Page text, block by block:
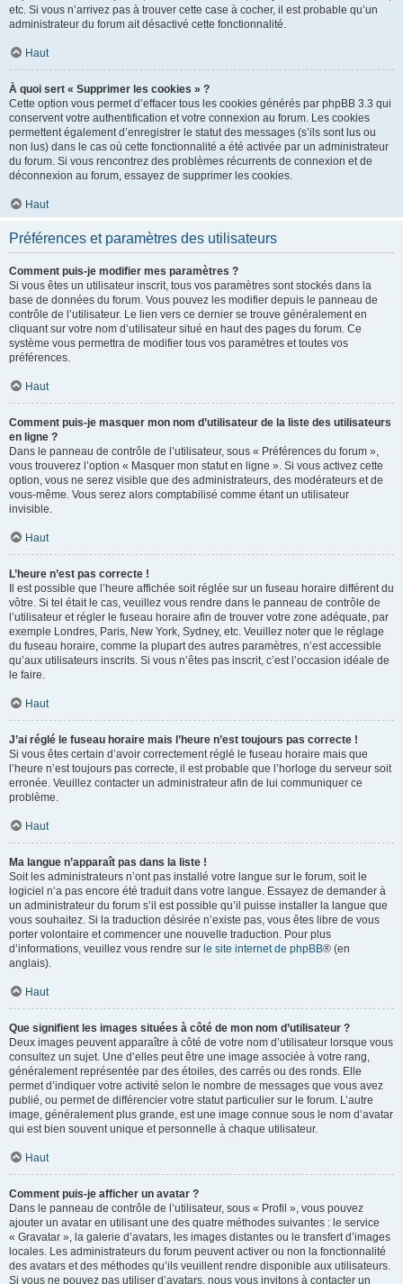
etc. Si vous n’arrivez pas à trouver cette case à cocher, il est probable qu’un
administrateur du forum ait désactivé cette fonctionnalité.
Haut
À quoi sert « Supprimer les cookies » ?
Cette option vous permet d’effacer tous les cookies générés par phpBB 3.3 qui
conservent votre authentification et votre connexion au forum. Les cookies
permettent également d’enregistrer le statut des messages (s’ils sont lus ou
non lus) dans le cas où cette fonctionnalité a été activée par un administrateur
du forum. Si vous rencontrez des problèmes récurrents de connexion et de
déconnexion au forum, essayez de supprimer les cookies.
Haut
Préférences et paramètres des utilisateurs
Comment puis-je modifier mes paramètres ?
Si vous êtes un utilisateur inscrit, tous vos paramètres sont stockés dans la
base de données du forum. Vous pouvez les modifier depuis le panneau de
contrôle de l’utilisateur. Le lien vers ce dernier se trouve généralement en
cliquant sur votre nom d’utilisateur situé en haut des pages du forum. Ce
système vous permettra de modifier tous vos paramètres et toutes vos
préférences.
Haut
Comment puis-je masquer mon nom d’utilisateur de la liste des utilisateurs
en ligne ?
Dans le panneau de contrôle de l’utilisateur, sous « Préférences du forum »,
vous trouverez l’option « Masquer mon statut en ligne ». Si vous activez cette
option, vous ne serez visible que des administrateurs, des modérateurs et de
vous-même. Vous serez alors comptabilisé comme étant un utilisateur
invisible.
Haut
L’heure n’est pas correcte !
Il est possible que l’heure affichée soit réglée sur un fuseau horaire différent du
vôtre. Si tel était le cas, veuillez vous rendre dans le panneau de contrôle de
l’utilisateur et régler le fuseau horaire afin de trouver votre zone adéquate, par
exemple Londres, Paris, New York, Sydney, etc. Veuillez noter que le réglage
du fuseau horaire, comme la plupart des autres paramètres, n’est accessible
qu’aux utilisateurs inscrits. Si vous n’êtes pas inscrit, c’est l’occasion idéale de
le faire.
Haut
J’ai réglé le fuseau horaire mais l’heure n’est toujours pas correcte !
Si vous êtes certain d’avoir correctement réglé le fuseau horaire mais que
l’heure n’est toujours pas correcte, il est probable que l’horloge du serveur soit
erronée. Veuillez contacter un administrateur afin de lui communiquer ce
problème.
Haut
Ma langue n’apparaît pas dans la liste !
Soit les administrateurs n’ont pas installé votre langue sur le forum, soit le
logiciel n’a pas encore été traduit dans votre langue. Essayez de demander à
un administrateur du forum s’il est possible qu’il puisse installer la langue que
vous souhaitez. Si la traduction désirée n’existe pas, vous êtes libre de vous
porter volontaire et commencer une nouvelle traduction. Pour plus
d’informations, veuillez vous rendre sur le site internet de phpBB® (en
anglais).
Haut
Que signifient les images situées à côté de mon nom d’utilisateur ?
Deux images peuvent apparaître à côté de votre nom d’utilisateur lorsque vous
consultez un sujet. Une d’elles peut être une image associée à votre rang,
généralement représentée par des étoiles, des carrés ou des ronds. Elle
permet d’indiquer votre activité selon le nombre de messages que vous avez
publié, ou permet de différencier votre statut particulier sur le forum. L’autre
image, généralement plus grande, est une image connue sous le nom d’avatar
qui est bien souvent unique et personnelle à chaque utilisateur.
Haut
Comment puis-je afficher un avatar ?
Dans le panneau de contrôle de l’utilisateur, sous « Profil », vous pouvez
ajouter un avatar en utilisant une des quatre méthodes suivantes : le service
« Gravatar », la galerie d’avatars, les images distantes ou le transfert d’images
locales. Les administrateurs du forum peuvent activer ou non la fonctionnalité
des avatars et des méthodes qu’ils veuillent rendre disponible aux utilisateurs.
Si vous ne pouvez pas utiliser d’avatars, nous vous invitons à contacter un